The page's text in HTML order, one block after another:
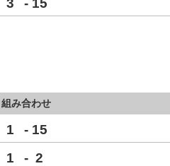
3 - 15
組み合わせ
1 - 15
1 - 2